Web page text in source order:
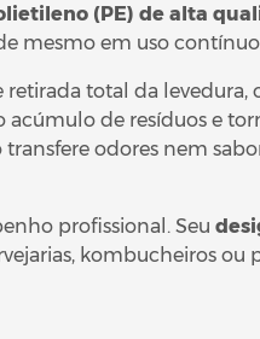
(PE) de alta
mesmo em uso
total da
acúmulo de resíduos e
odores nem
profissional. Seu
kombucheiros ou